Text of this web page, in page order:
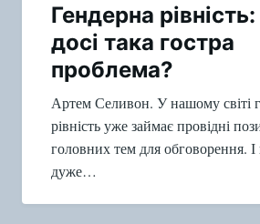
Гендерна
досі така гостра
проблема?
Артем Селивон. У нашому світі
рівність уже займає провідні
головних тем для обговорення. І
дуже…